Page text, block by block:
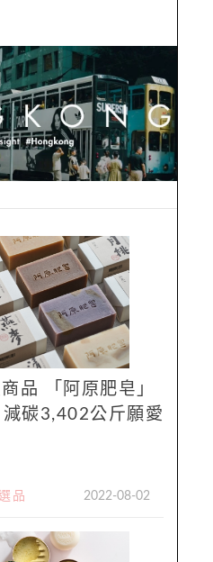
品 「阿原肥皂」
碳3,402公斤願愛
品 2022-08-02